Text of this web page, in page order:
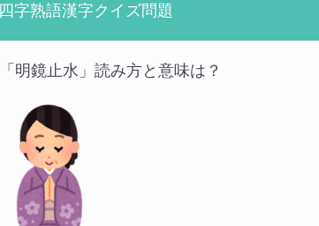
四字熟語漢字クイズ問題
「明鏡止水」読み方と意味は？